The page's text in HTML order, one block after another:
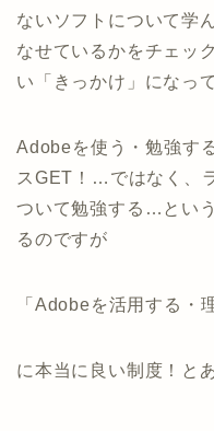
ないソフトについて学
なせているかをチェッ
い「きっかけ」になっ
Adobeを使う・勉強す
スGET！…ではなく、
ついて勉強する…とい
るのですが
「Adobeを活用する・
に本当に良い制度！と